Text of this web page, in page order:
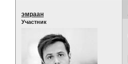
эмраан
Участник